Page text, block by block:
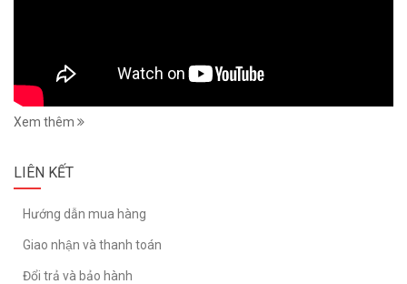
Xem thêm
LIÊN KẾT
Hướng dẫn mua hàng
Giao nhận và thanh toán
Đổi trả và bảo hành